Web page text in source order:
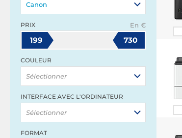
Canon
PRIX En €
199 730
COULEUR
Sélectionner
INTERFACE AVEC L'ORDINATEUR
Sélectionner
FORMAT